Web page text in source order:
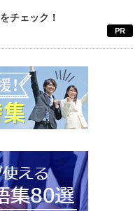
チェック！
PR